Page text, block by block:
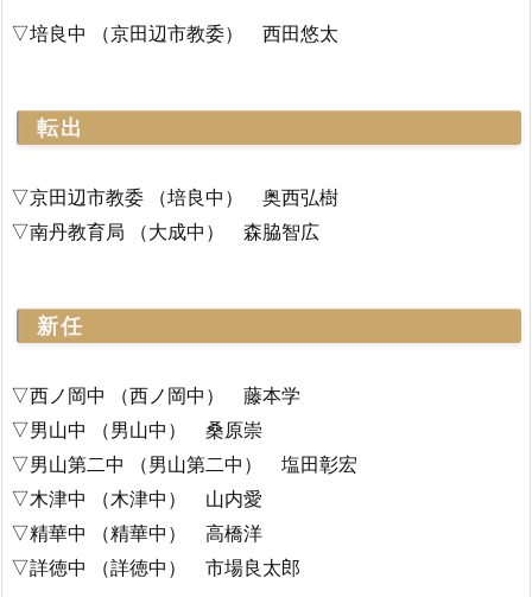
▽培良中 （京田辺市教委） 西田悠太
転出
▽京田辺市教委 （培良中） 奥西弘樹
▽南丹教育局 （大成中） 森脇智広
新任
▽西ノ岡中 （西ノ岡中） 藤本学
▽男山中 （男山中） 桑原崇
▽男山第二中 （男山第二中） 塩田彰宏
▽木津中 （木津中） 山内愛
▽精華中 （精華中） 高橋洋
▽詳徳中 （詳徳中） 市場良太郎